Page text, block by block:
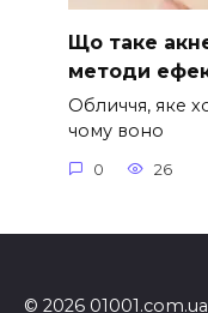
Що таке
методи
Обличчя, яке
чому воно
0 26
© 2026